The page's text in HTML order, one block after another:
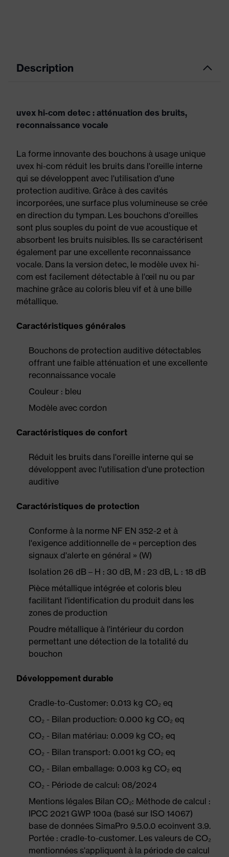
Description
uvex hi-com detec : atténuation des bruits,
reconnaissance vocale
La forme innovante des bouchons à usage unique
uvex hi-com réduit les bruits dans l'oreille interne
qui se développent avec l'utilisation d'une
protection auditive. Grâce à des cavités
incorporées, une surface plus volumineuse se crée
en direction du tympan. Les bouchons d'oreilles
sont plus souples du point de vue acoustique et
absorbent les bruits nuisibles. Ils se caractérisent
également par une excellente reconnaissance
vocale. Dans la version detec, le modèle uvex hi-
com est facilement détectable à l'œil nu ou par
machine grâce au coloris bleu vif et à une bille
métallique.
Caractéristiques générales
Bouchons de protection auditive détectables
offrant une faible atténuation et une excellente
reconnaissance vocale
Couleur : bleu
Modèle avec cordon
Caractéristiques de confort
Réduit les bruits dans l'oreille interne qui se
développent avec l'utilisation d'une protection
auditive
Caractéristiques de protection
Conforme à la norme NF EN 352-2 et à
l'exigence additionnelle de « perception des
signaux d'alerte en général » (W)
Isolation 26 dB – H : 30 dB, M : 23 dB, L : 18 dB
Pièce métallique intégrée et coloris bleu
facilitant l'identification du produit dans les
zones de production
Poudre métallique à l'intérieur du cordon
permettant une détection de la totalité du
bouchon
Développement durable
Cradle-to-Customer: 0.013 kg CO₂ eq
CO₂ - Bilan production: 0.000 kg CO₂ eq
CO₂ - Bilan matériau: 0.009 kg CO₂ eq
CO₂ - Bilan transport: 0.001 kg CO₂ eq
CO₂ - Bilan emballage: 0.003 kg CO₂ eq
CO₂ - Période de calcul: 08/2024
Mentions légales Bilan CO₂: Méthode de calcul :
IPCC 2021 GWP 100a (basé sur ISO 14067)
base de données SimaPro 9.5.0.0 ecoinvent 3.9.
Portée : cradle-to-customer. Les valeurs de CO₂
mentionnées s'appliquent à la période de calcul